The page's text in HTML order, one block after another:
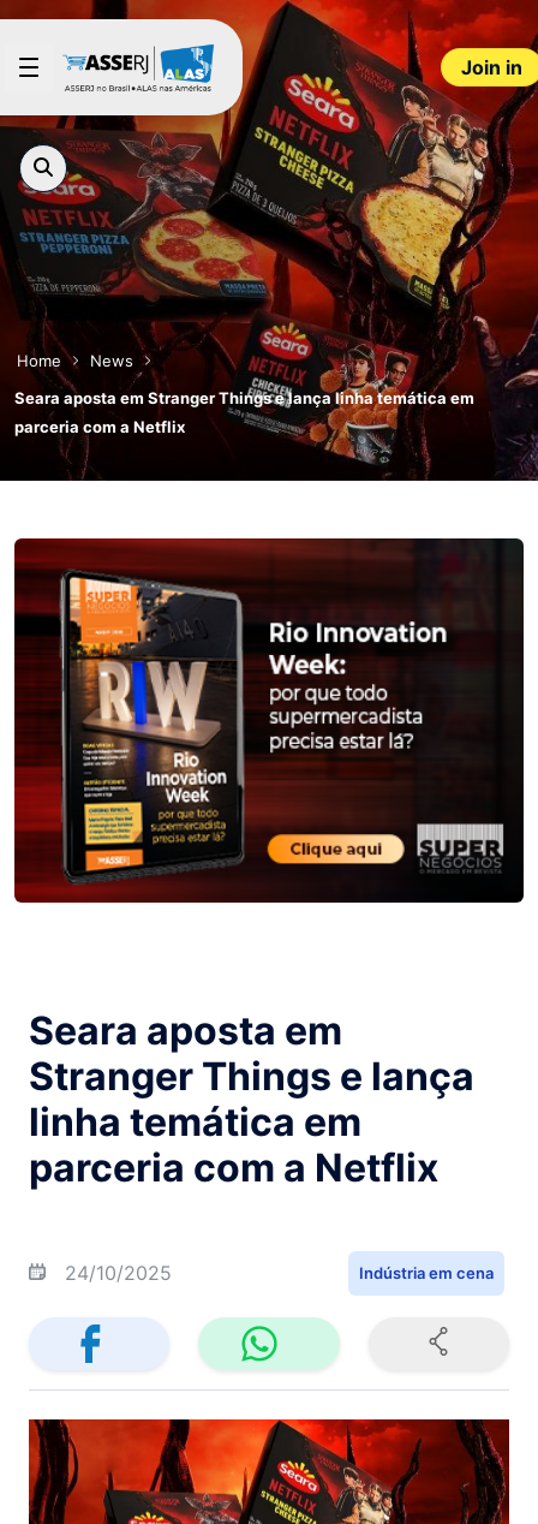
Skip to Main Content
Join in
Home
News
Seara aposta em Stranger Things e lança linha temática em
parceria com a Netflix
Seara aposta em
Stranger Things e lança
linha temática em
parceria com a Netflix
24/10/2025 Indústria em cena